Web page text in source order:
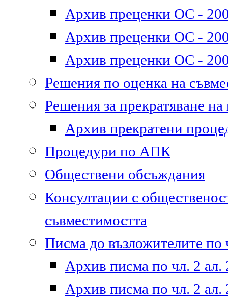
Архив преценки ОС -
Архив преценки ОС -
Архив преценки ОС -
Решения по оценка на
Решения за прекратяване
Архив прекратени
Процедури по АПК
Обществени обсъждания
Консултации с
съвместимостта
Писма до възложителите по
Архив писма по чл. 2 ал.
Архив писма по чл. 2 ал.